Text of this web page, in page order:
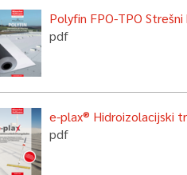
Polyfin FPO-TPO
pdf
e-plax® Hidroizolacijski
pdf